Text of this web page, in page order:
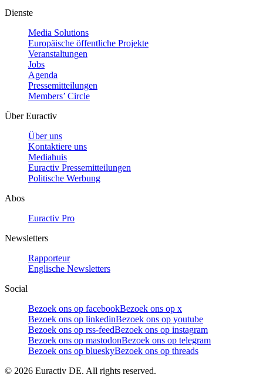
Dienste
Media Solutions
Europäische öffentliche Projekte
Veranstaltungen
Jobs
Agenda
Pressemitteilungen
Members’ Circle
Über Euractiv
Über uns
Kontaktiere uns
Mediahuis
Euractiv Pressemitteilungen
Politische Werbung
Abos
Euractiv Pro
Newsletters
Rapporteur
Englische Newsletters
Social
Bezoek ons op facebookBezoek ons op x
Bezoek ons op linkedinBezoek ons op youtube
Bezoek ons op rss-feedBezoek ons op instagram
Bezoek ons op mastodonBezoek ons op telegram
Bezoek ons op blueskyBezoek ons op threads
© 2026 Euractiv DE. All rights reserved.